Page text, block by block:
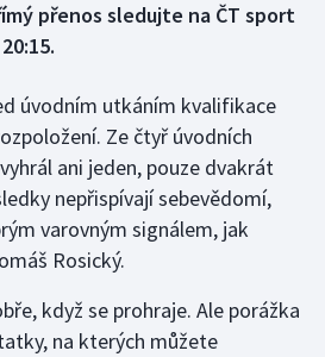
přenos sledujte na ČT sport
úvodním utkáním kvalifikace
Ze čtyř úvodních
ani jeden, pouze dvakrát
nepřispívají sebevědomí,
varovným signálem, jak
Rosický.
když se prohraje. Ale porážka
na kterých můžete